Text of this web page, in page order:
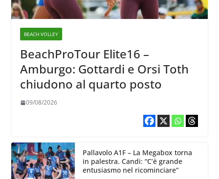
BEACH VOLLEY
BeachProTour Elite16 –
Amburgo: Gottardi e Orsi Toth
chiudono al quarto posto
09/08/2026
Pallavolo A1F – La Megabox torna
in palestra. Candi: “C’è grande
entusiasmo nel ricominciare”